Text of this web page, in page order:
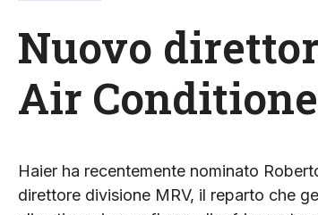
Nuovo
Air
Haier ha recentemente nominato
direttore divisione MRV, il reparto che